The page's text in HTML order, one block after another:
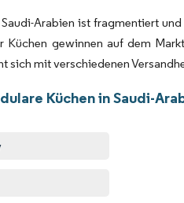
Arabien ist fragmentiert
Küchen gewinnen auf dem
sich mit verschiedenen
Küchen in Saudi-